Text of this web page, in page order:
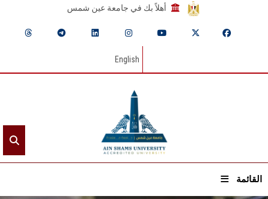
أهلاً بك في جامعة عين شمس
English
القائمة